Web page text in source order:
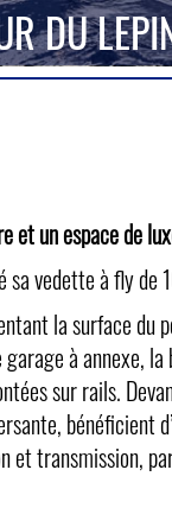
DU
un espace de
sa vedette à fly
la surface
à
sur rails.
bénéficient
et transmission,